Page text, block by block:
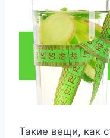
Такие вещи, как